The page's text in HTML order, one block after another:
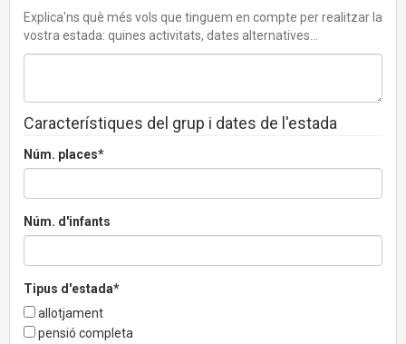
Explica'ns què més vols que tinguem en compte per realitzar la
vostra estada: quines activitats, dates alternatives...
Característiques del grup i dates de l'estada
Núm. places*
Núm. d'infants
Tipus d'estada*
allotjament
pensió completa